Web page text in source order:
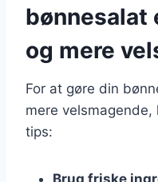
bønnesalat
og mere
For at gøre din
mere
tips:
Brug friske